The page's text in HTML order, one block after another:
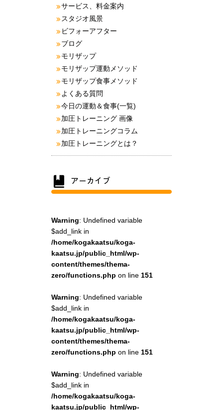
サービス、料金案内
スタジオ風景
ビフォーアフター
ブログ
モリザップ
モリザップ運動メソッド
モリザップ食事メソッド
よくある質問
今日の運動＆食事(一覧)
加圧トレーニング 画像
加圧トレーニングコラム
加圧トレーニングとは？
Warning: Undefined variable
$add_link in
/home/kogakaatsu/koga-
kaatsu.jp/public_html/wp-
content/themes/thema-
zero/functions.php on line 151
Warning: Undefined variable
$add_link in
/home/kogakaatsu/koga-
kaatsu.jp/public_html/wp-
content/themes/thema-
zero/functions.php on line 151
Warning: Undefined variable
$add_link in
/home/kogakaatsu/koga-
kaatsu.jp/public_html/wp-